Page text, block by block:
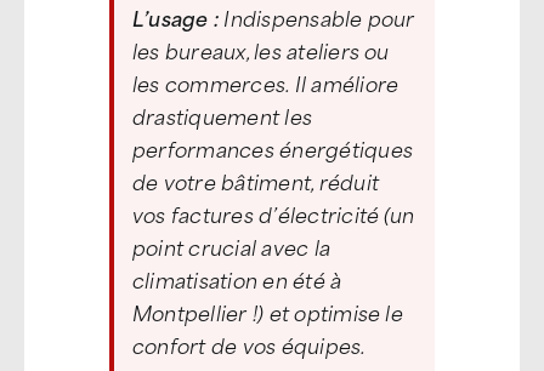
L’usage :Indispensable pour
les bureaux, les ateliers ou
les commerces. Il améliore
drastiquement les
performances énergétiques
de votre bâtiment, réduit
vos factures d’électricité (un
point crucial avec la
climatisation en été à
Montpellier !) et optimise le
confort de vos équipes.